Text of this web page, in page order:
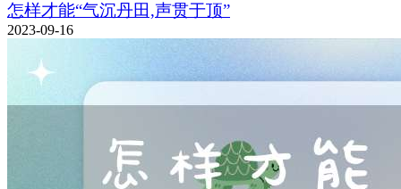
怎样才能“气沉丹田,声贯于顶”
2023-09-16